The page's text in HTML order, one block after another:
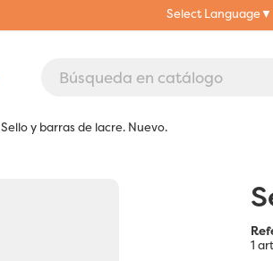
Select Language▼
Sello y barras de lacre. Nuevo.
1